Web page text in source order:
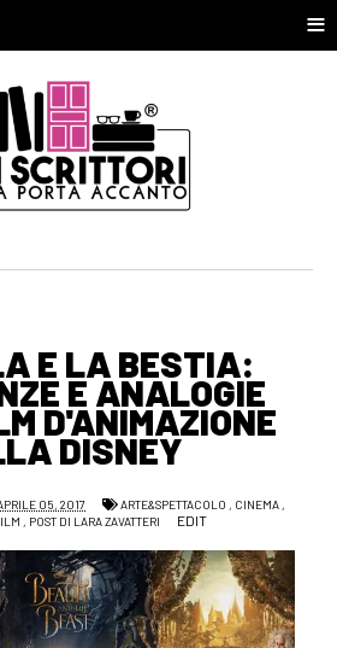
≡
E LA BESTIA:
E ANALOGIE
D'ANIMAZIONE
DISNEY
05, 2017 ARTE&SPETTACOLO , CINEMA ,
, POST DI LARA ZAVATTERI EDIT